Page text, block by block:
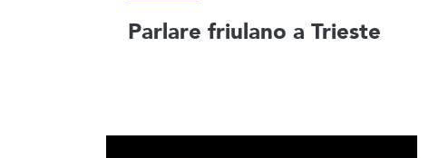
Parlare friulano a Trieste